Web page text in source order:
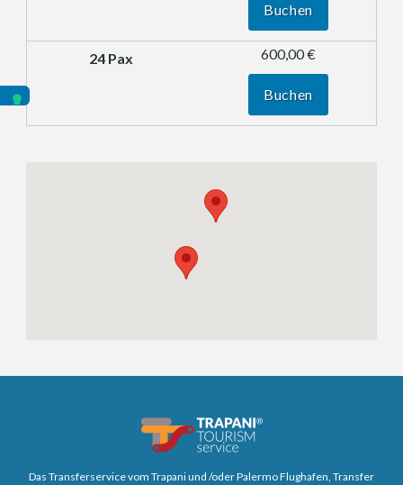
Buchen
600,00 €
Buchen
Das Transferservice vom Trapani und /oder Palermo Flughafen, Transfer